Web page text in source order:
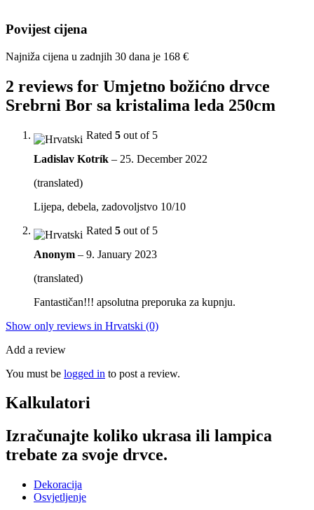
Povijest cijena
Najniža cijena u zadnjih 30 dana je 168 €
2 reviews for Umjetno božićno drvce
Srebrni Bor sa kristalima leda 250cm
Rated 5 out of 5
Ladislav Kotrík – 25. December 2022
(translated)
Lijepa, debela, zadovoljstvo 10/10
Rated 5 out of 5
Anonym – 9. January 2023
(translated)
Fantastičan!!! apsolutna preporuka za kupnju.
Show only reviews in Hrvatski (0)
Add a review
You must be logged in to post a review.
Kalkulatori
Izračunajte koliko ukrasa ili lampica
trebate za svoje drvce.
Dekoracija
Osvjetljenje